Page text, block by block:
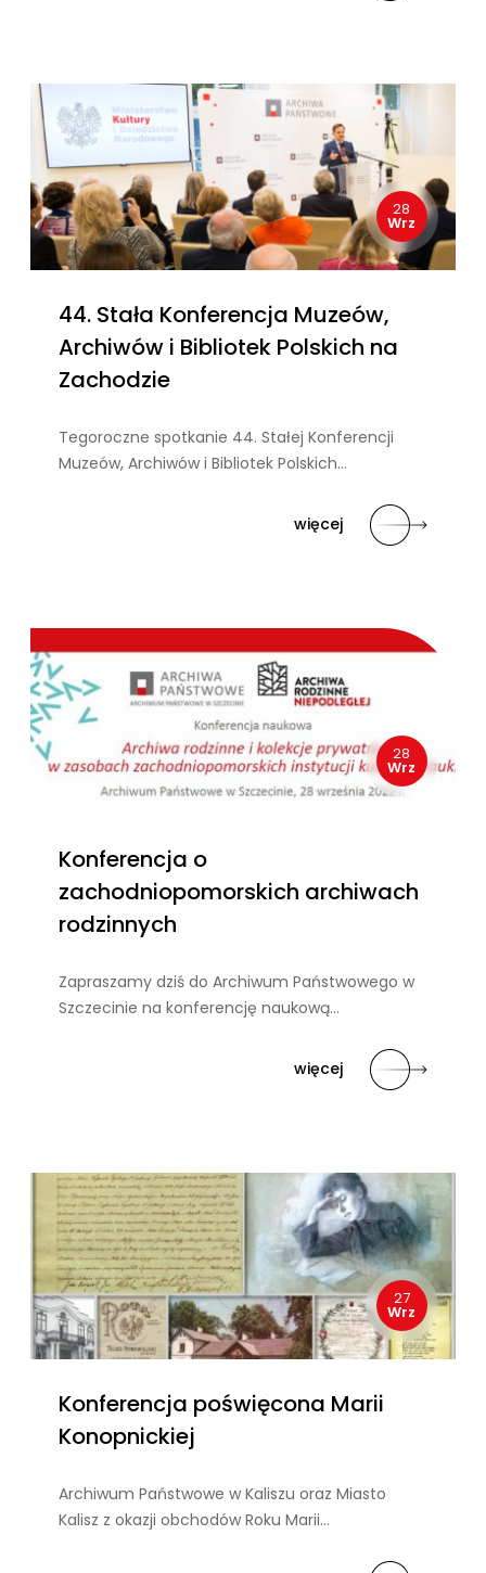
28
Wrz
44. Stała Konferencja Muzeów,
Archiwów i Bibliotek Polskich na
Zachodzie
Tegoroczne spotkanie 44. Stałej Konferencji
Muzeów, Archiwów i Bibliotek Polskich…
więcej
28
Wrz
Konferencja o
zachodniopomorskich archiwach
rodzinnych
Zapraszamy dziś do Archiwum Państwowego w
Szczecinie na konferencję naukową…
więcej
27
Wrz
Konferencja poświęcona Marii
Konopnickiej
Archiwum Państwowe w Kaliszu oraz Miasto
Kalisz z okazji obchodów Roku Marii…